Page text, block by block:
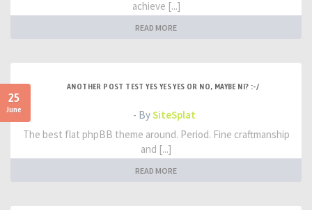
achieve [...]
READ MORE
25
June
ANOTHER POST TEST YES YES YES OR NO, MAYBE NI? :-/
- BySiteSplat
The best flat phpBB theme around. Period. Fine craftmanship
and [...]
READ MORE